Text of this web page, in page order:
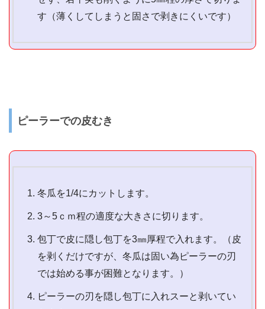
す（薄くしてしまうと固さで剥きにくいです）
ピーラーでの皮むき
冬瓜を1/4にカットします。
3～5ｃｍ程の適度な大きさに切ります。
包丁で皮に隠し包丁を3㎜厚程で入れます。（皮
を剥くだけですが、冬瓜は固い為ピーラーの刃
では始める事が困難となります。）
ピーラーの刃を隠し包丁に入れスーと剥いてい